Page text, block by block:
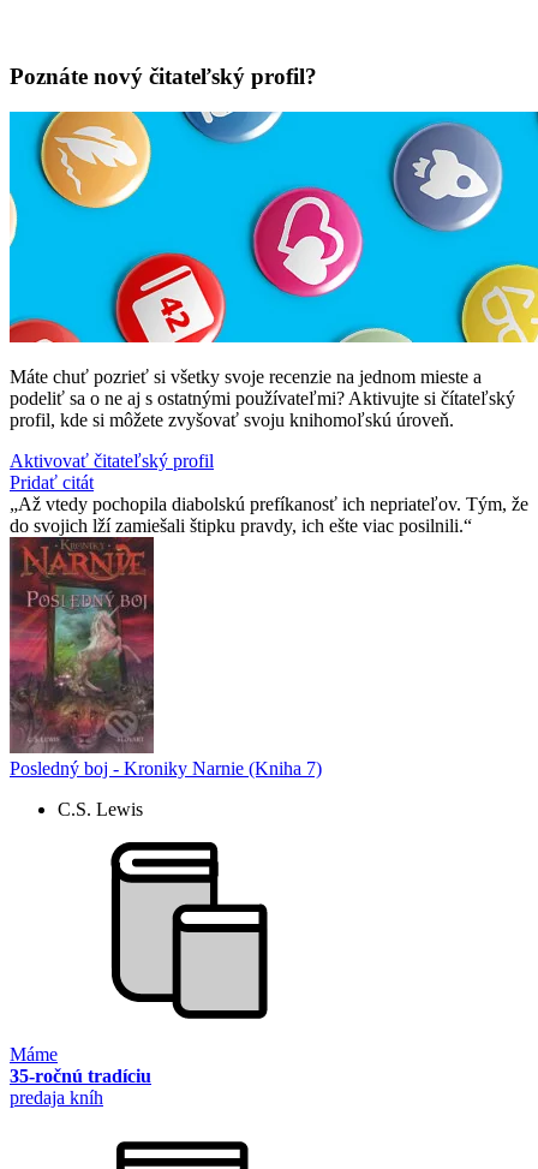
Poznáte nový čitateľský profil?
Máte chuť pozrieť si všetky svoje recenzie na jednom mieste a
podeliť sa o ne aj s ostatnými používateľmi? Aktivujte si čítateľský
profil, kde si môžete zvyšovať svoju knihomoľskú úroveň.
Aktivovať čitateľský profil
Pridať citát
Až vtedy pochopila diabolskú prefíkanosť ich nepriateľov. Tým, že
do svojich lží zamiešali štipku pravdy, ich ešte viac posilnili.
Posledný boj - Kroniky Narnie (Kniha 7)
C.S. Lewis
Máme
35-ročnú tradíciu
predaja kníh